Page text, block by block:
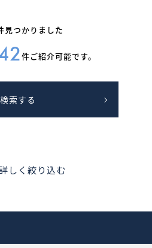
見つかりました
件ご紹介可能です。
検索する
しく絞り込む